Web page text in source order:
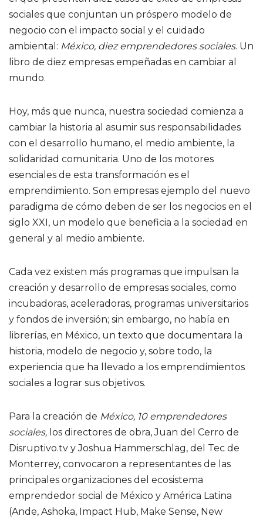
sociales que conjuntan un próspero modelo de
negocio con el impacto social y el cuidado
ambiental: México, diez emprendedores sociales. Un
libro de diez empresas empeñadas en cambiar al
mundo.
Hoy, más que nunca, nuestra sociedad comienza a
cambiar la historia al asumir sus responsabilidades
con el desarrollo humano, el medio ambiente, la
solidaridad comunitaria. Uno de los motores
esenciales de esta transformación es el
emprendimiento. Son empresas ejemplo del nuevo
paradigma de cómo deben de ser los negocios en el
siglo XXI, un modelo que beneficia a la sociedad en
general y al medio ambiente.
Cada vez existen más programas que impulsan la
creación y desarrollo de empresas sociales, como
incubadoras, aceleradoras, programas universitarios
y fondos de inversión; sin embargo, no había en
librerías, en México, un texto que documentara la
historia, modelo de negocio y, sobre todo, la
experiencia que ha llevado a los emprendimientos
sociales a lograr sus objetivos.
Para la creación de México, 10 emprendedores
sociales, los directores de obra, Juan del Cerro de
Disruptivo.tv y Joshua Hammerschlag, del Tec de
Monterrey, convocaron a representantes de las
principales organizaciones del ecosistema
emprendedor social de México y América Latina
(Ande, Ashoka, Impact Hub, Make Sense, New